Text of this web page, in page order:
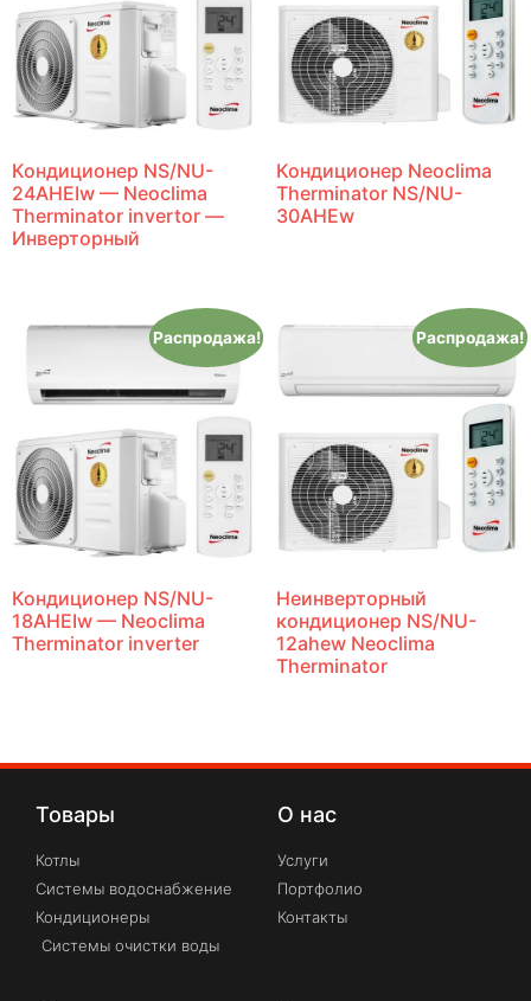
Кондиционер NS/NU-
24AHEIw — Neoclima
Therminator invertor —
Инверторный
Кондиционер Neoclima
Therminator NS/NU-
30AHEw
Распродажа!
Кондиционер NS/NU-
18AHEIw — Neoclima
Therminator inverter
Распродажа!
Неинверторный
кондиционер NS/NU-
12ahew Neoclima
Therminator
Товары
Котлы
Системы водоснабжение
Кондиционеры
Системы очистки воды
О нас
Услуги
Портфолио
Контакты